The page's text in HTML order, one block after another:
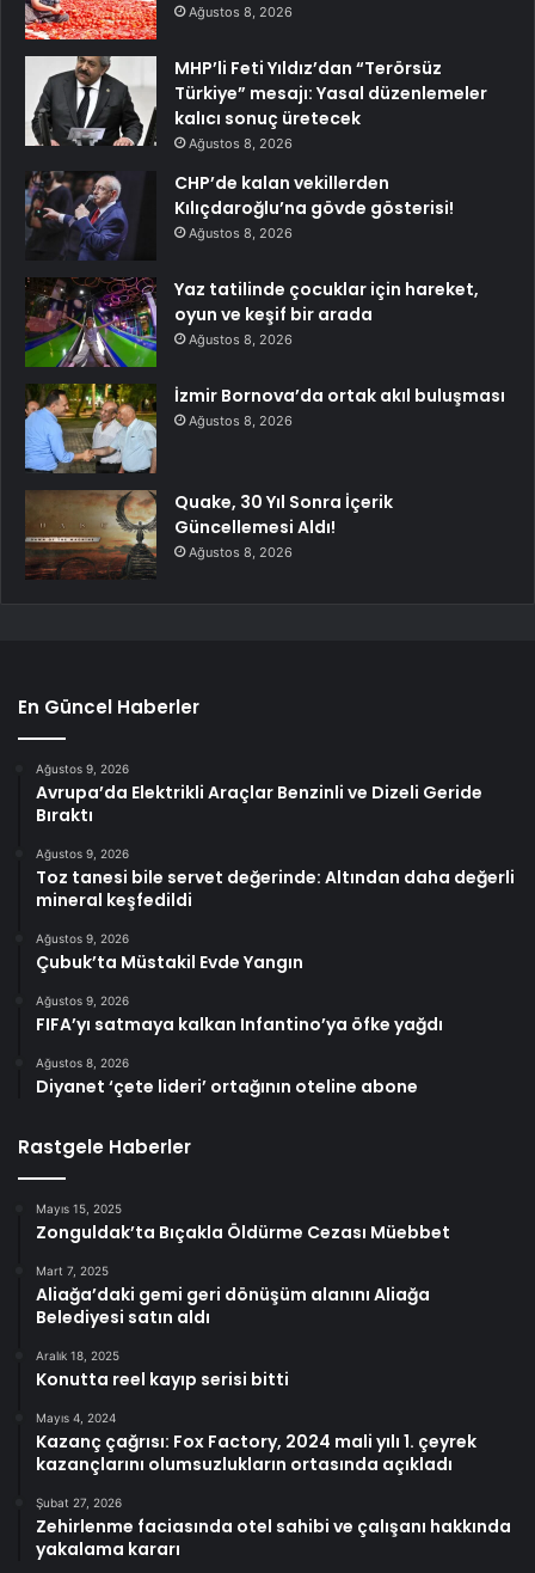
Ağustos 8, 2026
MHP’li Feti Yıldız’dan “Terörsüz
Türkiye” mesajı: Yasal düzenlemeler
kalıcı sonuç üretecek
Ağustos 8, 2026
CHP’de kalan vekillerden
Kılıçdaroğlu’na gövde gösterisi!
Ağustos 8, 2026
Yaz tatilinde çocuklar için hareket,
oyun ve keşif bir arada
Ağustos 8, 2026
İzmir Bornova’da ortak akıl buluşması
Ağustos 8, 2026
Quake, 30 Yıl Sonra İçerik
Güncellemesi Aldı!
Ağustos 8, 2026
En Güncel Haberler
Ağustos 9, 2026
Avrupa’da Elektrikli Araçlar Benzinli ve Dizeli Geride
Bıraktı
Ağustos 9, 2026
Toz tanesi bile servet değerinde: Altından daha değerli
mineral keşfedildi
Ağustos 9, 2026
Çubuk’ta Müstakil Evde Yangın
Ağustos 9, 2026
FIFA’yı satmaya kalkan Infantino’ya öfke yağdı
Ağustos 8, 2026
Diyanet ‘çete lideri’ ortağının oteline abone
Rastgele Haberler
Mayıs 15, 2025
Zonguldak’ta Bıçakla Öldürme Cezası Müebbet
Mart 7, 2025
Aliağa’daki gemi geri dönüşüm alanını Aliağa
Belediyesi satın aldı
Aralık 18, 2025
Konutta reel kayıp serisi bitti
Mayıs 4, 2024
Kazanç çağrısı: Fox Factory, 2024 mali yılı 1. çeyrek
kazançlarını olumsuzlukların ortasında açıkladı
Şubat 27, 2026
Zehirlenme faciasında otel sahibi ve çalışanı hakkında
yakalama kararı